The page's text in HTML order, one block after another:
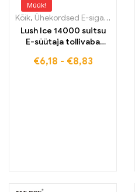
Müük!
Kõik, Ühekordsed E-sigaretid
Lush Ice 14000 suitsu
E-süütaja tollivaba
kogemuse jaoks
€6,18 - €8,83